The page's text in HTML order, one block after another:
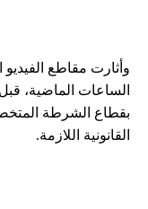
وأثارت مقاطع
الساعات الماضية،
بقطاع الشرطة
القانونية اللازمة.